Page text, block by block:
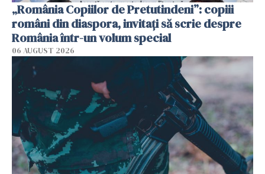
„România Copiilor de Pretutindeni”: copiii
români din diaspora, invitați să scrie despre
România într-un volum special
06 AUGUST 2026